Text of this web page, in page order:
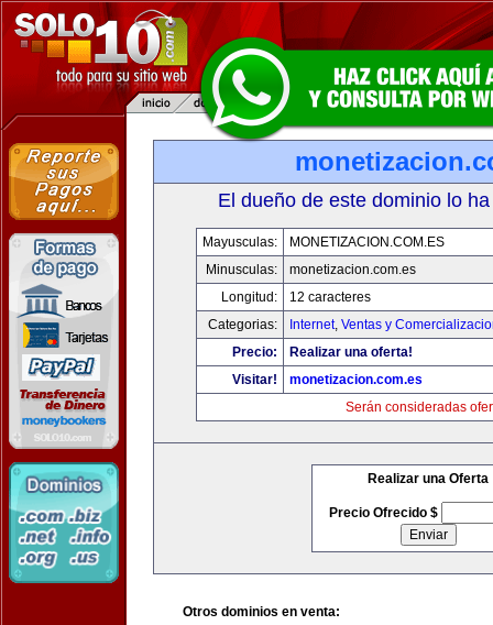
El dueño de este dominio lo
Mayusculas:
MONETIZACION.COM.ES
Minusculas:
monetizacion.com.es
Longitud:
12 caracteres
Categorias:
Internet, Ventas y
Precio:
Realizar una oferta!
Visitar!
monetizacion.com.es
Serán consideradas
Realizar una Oferta
Precio Ofrecido $
Otros dominios en venta: